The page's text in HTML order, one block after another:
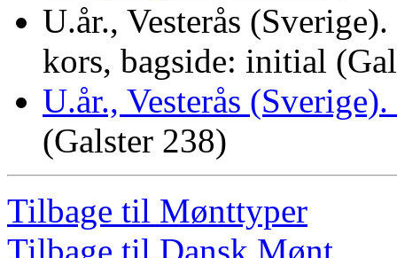
U.år., Vesterås
kors, bagside: initial
U.år., Vesterås
(Galster 238)
Tilbage til Mønttyper